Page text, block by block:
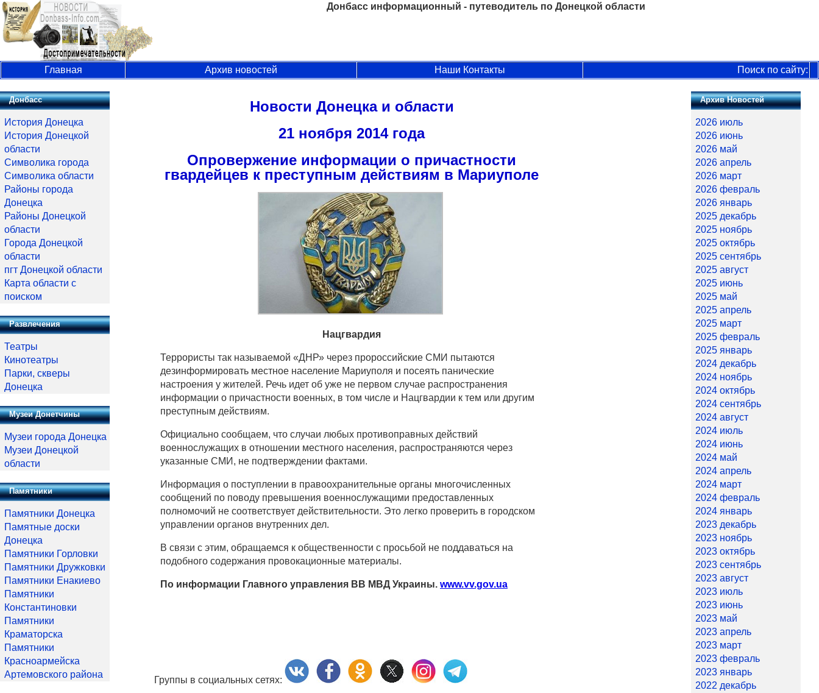
Донбасс информационный - путеводитель по Донецкой области
Главная Архив новостей Наши Контакты Поиск по сайту:
Новости Донецка и области
21 ноября 2014 года
Опровержение информации о причастности
гвардейцев к преступным действиям в Мариуполе
Нацгвардия
Террористы так называемой «ДНР» через пророссийские СМИ пытаются
дезинформировать местное население Мариуполя и посеять панические
настроения у жителей. Речь идет об уже не первом случае распространения
информации о причастности военных, в том числе и Нацгвардии к тем или другим
преступным действиям.
Официально сообщаем, что случаи любых противоправных действий
военнослужащих в отношении местного населения, распространяются через
указанные СМИ, не подтверждении фактами.
Информация о поступлении в правоохранительные органы многочисленных
сообщений по поводу превышения военнослужащими предоставленных
полномочий не соответствует действительности. Это легко проверить в городском
управлении органов внутренних дел.
В связи с этим, обращаемся к общественности с просьбой не поддаваться на
подобного содержания провокационные материалы.
По информации Главного управления ВВ МВД Украины. www.vv.gov.ua
Группы в социальных сетях:
Донбасс
История Донецка
История Донецкой
области
Символика города
Символика области
Районы города
Донецка
Районы Донецкой
области
Города Донецкой
области
пгт Донецкой области
Карта области с
поиском
Развлечения
Театры
Кинотеатры
Парки, скверы
Донецка
Музеи Донетчины
Музеи города Донецка
Музеи Донецкой
области
Памятники
Памятники Донецка
Памятные доски
Донецка
Памятники Горловки
Памятники Дружковки
Памятники Енакиево
Памятники
Константиновки
Памятники
Краматорска
Памятники
Красноармейска
Артемовского района
Архив Новостей
2026 июль
2026 июнь
2026 май
2026 апрель
2026 март
2026 февраль
2026 январь
2025 декабрь
2025 ноябрь
2025 октябрь
2025 сентябрь
2025 август
2025 июнь
2025 май
2025 апрель
2025 март
2025 февраль
2025 январь
2024 декабрь
2024 ноябрь
2024 октябрь
2024 сентябрь
2024 август
2024 июль
2024 июнь
2024 май
2024 апрель
2024 март
2024 февраль
2024 январь
2023 декабрь
2023 ноябрь
2023 октябрь
2023 сентябрь
2023 август
2023 июль
2023 июнь
2023 май
2023 апрель
2023 март
2023 февраль
2023 январь
2022 декабрь